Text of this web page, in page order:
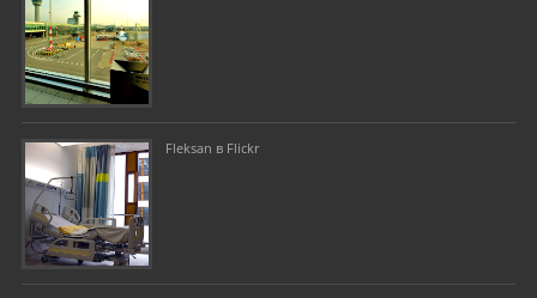
Fleksan в Flickr